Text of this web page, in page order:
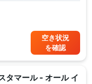
空き状況
を確認
タマール - オール イ